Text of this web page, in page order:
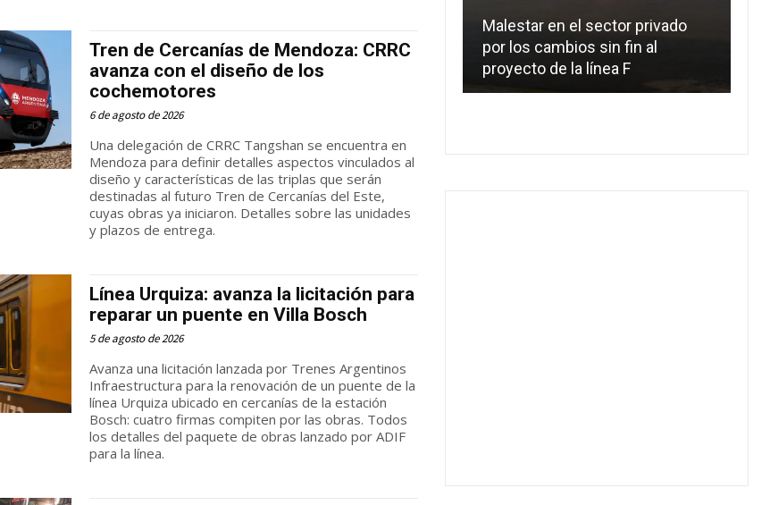
Tren de Cercanías de Mendoza: CRRC
avanza con el diseño de los
cochemotores
6 de agosto de 2026
Una delegación de CRRC Tangshan se encuentra en
Mendoza para definir detalles aspectos vinculados al
diseño y características de las triplas que serán
destinadas al futuro Tren de Cercanías del Este,
cuyas obras ya iniciaron. Detalles sobre las unidades
y plazos de entrega.
Línea Urquiza: avanza la licitación para
reparar un puente en Villa Bosch
5 de agosto de 2026
Avanza una licitación lanzada por Trenes Argentinos
Infraestructura para la renovación de un puente de la
línea Urquiza ubicado en cercanías de la estación
Bosch: cuatro firmas compiten por las obras. Todos
los detalles del paquete de obras lanzado por ADIF
para la línea.
Malestar en el sector privado
por los cambios sin fin al
proyecto de la línea F